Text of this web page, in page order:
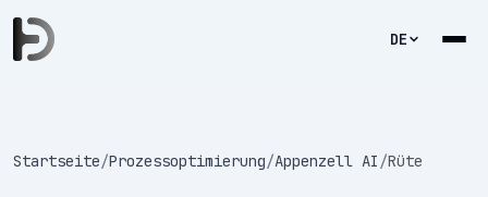
DE
Startseite/Prozessoptimierung/Appenzell AI /Rüte